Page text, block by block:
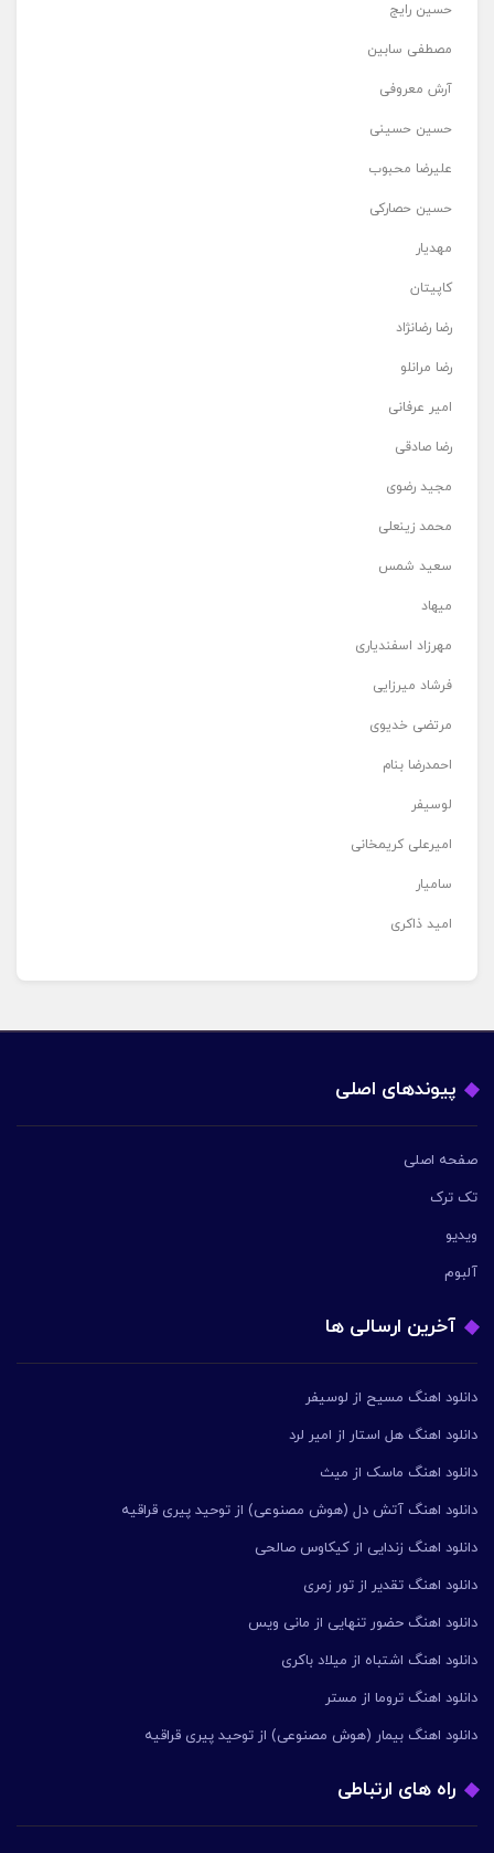
حسین رایج
مصطفی سابین
آرش معروفی
حسین حسینی
علیرضا محبوب
حسین حصارکی
مهدیار
کاپیتان
رضا رضانژاد
رضا مرانلو
امیر عرفانی
رضا صادقی
مجید رضوی
محمد زینعلی
سعید شمس
میهاد
مهرزاد اسفندیاری
فرشاد میرزایی
مرتضی خدیوی
احمدرضا بنام
لوسیفر
امیرعلی کریمخانی
سامیار
امید ذاکری
پیوندهای اصلی
صفحه اصلی
تک ترک
ویدیو
آلبوم
آخرین ارسالی ها
دانلود اهنگ مسیح از لوسیفر
دانلود اهنگ هل استار از امیر لرد
دانلود اهنگ ماسک از میث
دانلود اهنگ آتش دل (هوش مصنوعی) از توحید پیری قراقیه
دانلود اهنگ زندایی از کیکاوس صالحی
دانلود اهنگ تقدیر از تور زمری
دانلود اهنگ حضور تنهایی از مانی ویس
دانلود اهنگ اشتباه از میلاد باکری
دانلود اهنگ تروما از مستر
دانلود اهنگ بیمار (هوش مصنوعی) از توحید پیری قراقیه
راه های ارتباطی